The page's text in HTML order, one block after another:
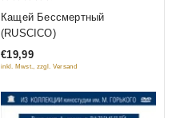
5
Кащей Бессмертный
(RUSCICO)
€19,99
inkl. Mwst., zzgl. Versand